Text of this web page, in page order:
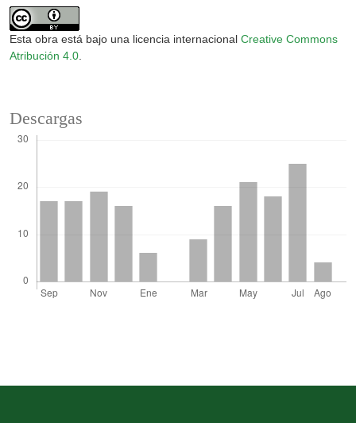
Esta obra está bajo una licencia internacional Creative Commons
Atribución 4.0.
Descargas